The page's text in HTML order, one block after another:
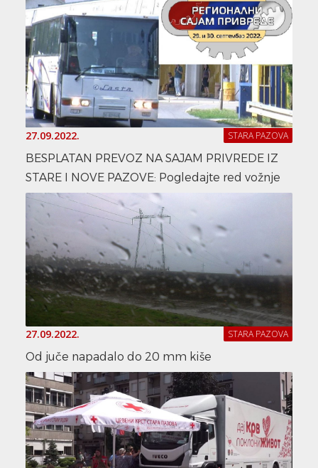
27.09.2022. STARA PAZOVA
BESPLATAN PREVOZ NA SAJAM PRIVREDE IZ
STARE I NOVE PAZOVE: Pogledajte red vožnje
27.09.2022. STARA PAZOVA
Od juče napadalo do 20 mm kiše